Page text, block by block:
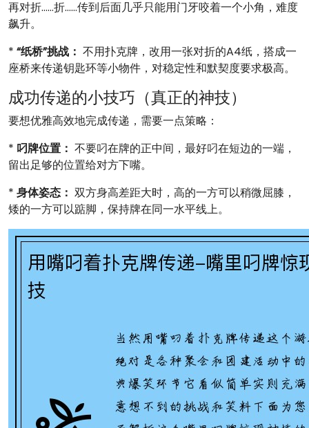
再对折……折……传到后面几乎只能用门牙咬着一个小角，难度
飙升。
* “纸桥”挑战： 不用扑克牌，改用一张对折的A4纸，搭成一
座桥来传递钥匙环等小物件，对稳定性和默契度要求极高。
成功传递的小技巧（真正的神技）
要想优雅高效地完成传递，需要一点策略：
* 叼牌位置： 不要叼在牌的正中间，最好叼在短边的一端，
留出足够的位置给对方下嘴。
* 身体姿态： 双方身高差距大时，高的一方可以稍微屈膝，
矮的一方可以踮脚，保持牌在同一水平线上。